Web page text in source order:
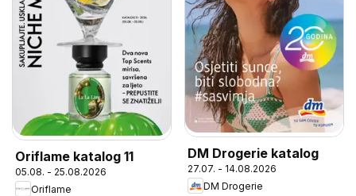
Oriflame katalog 11
05.08. - 25.08.2026
Oriflame
DM Drogerie katalog
27.07. - 14.08.2026
DM Drogerie